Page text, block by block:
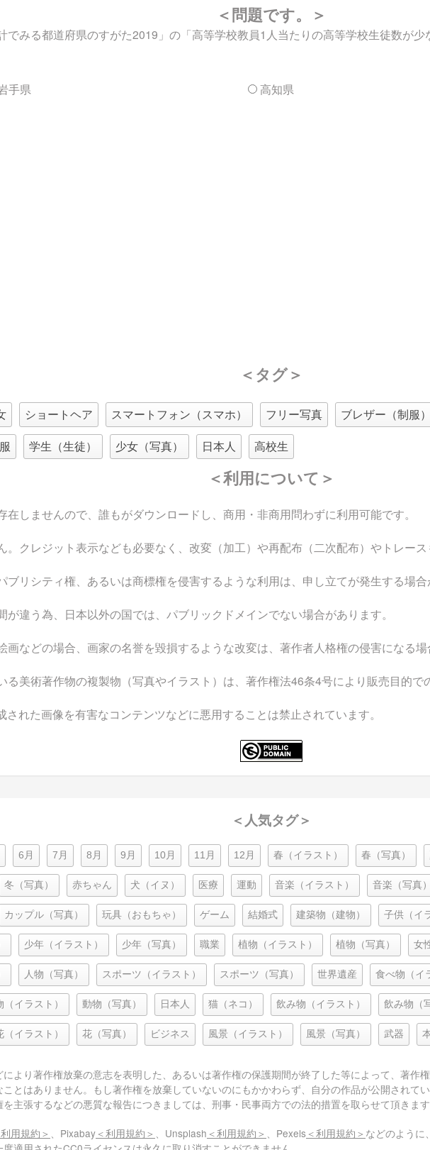
＜問題です。＞
でみる都道府県のすがた2019」の「高等学校教員1人当たりの高等学校生徒数が
手県 高知県
＜タグ＞
ショートヘア スマートフォン（スマホ） フリー写真 ブレザー（制服）
学生（生徒） 少女（写真） 日本人 高校生
＜利用について＞
在しませんので、誰もがダウンロードし、商用・非商用問わずに利用可能です。
。クレジット表示なども必要なく、改変（加工）や再配布（二次配布）やトレース
ブリシティ権、あるいは商標権を侵害するような利用は、申し立てが発生する場合
が違う為、日本以外の国では、パブリックドメインでない場合があります。
画などの場合、画家の名誉を毀損するような改変は、著作者人格権の侵害になる場
る美術著作物の複製物（写真やイラスト）は、著作権法46条4号により販売目的で
された画像を有害なコンテンツなどに悪用することは禁止されています。
＜人気タグ＞
6月 7月 8月 9月 10月 11月 12月 春（イラスト） 春（写真）
冬（写真） 赤ちゃん 犬（イヌ） 医療 運動 音楽（イラスト） 音楽（写真）
カップル（写真） 玩具（おもちゃ） ゲーム 結婚式 建築物（建物） 子供（イ
少年（イラスト） 少年（写真） 職業 植物（イラスト） 植物（写真） 女
人物（写真） スポーツ（イラスト） スポーツ（写真） 世界遺産 食べ物（イ
（イラスト） 動物（写真） 日本人 猫（ネコ） 飲み物（イラスト） 飲み物（
（イラスト） 花（写真） ビジネス 風景（イラスト） 風景（写真） 武器
により著作権放棄の意志を表明した、あるいは著作権の保護期間が終了した等によって、著作
とはありません。もし著作権を放棄していないのにもかかわらず、自分の作品が公開され
主張するなどの悪質な報告につきましては、刑事・民事両方での法的措置を取らせて頂きます
利用規約＞ 、Pixabay ＜利用規約＞ 、Unsplash ＜利用規約＞ 、Pexels ＜利用規約＞ などのように